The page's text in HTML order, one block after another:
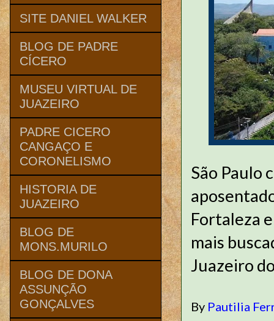
São Paulo
Fortaleza
mais
Juazeiro
By Pautilia
SITE DANIEL WALKER
BLOG DE PADRE
CÍCERO
MUSEU VIRTUAL DE
JUAZEIRO
PADRE CICERO
CANGAÇO E
CORONELISMO
HISTORIA DE
JUAZEIRO
BLOG DE
MONS.MURILO
BLOG DE DONA
ASSUNÇÃO
GONÇALVES